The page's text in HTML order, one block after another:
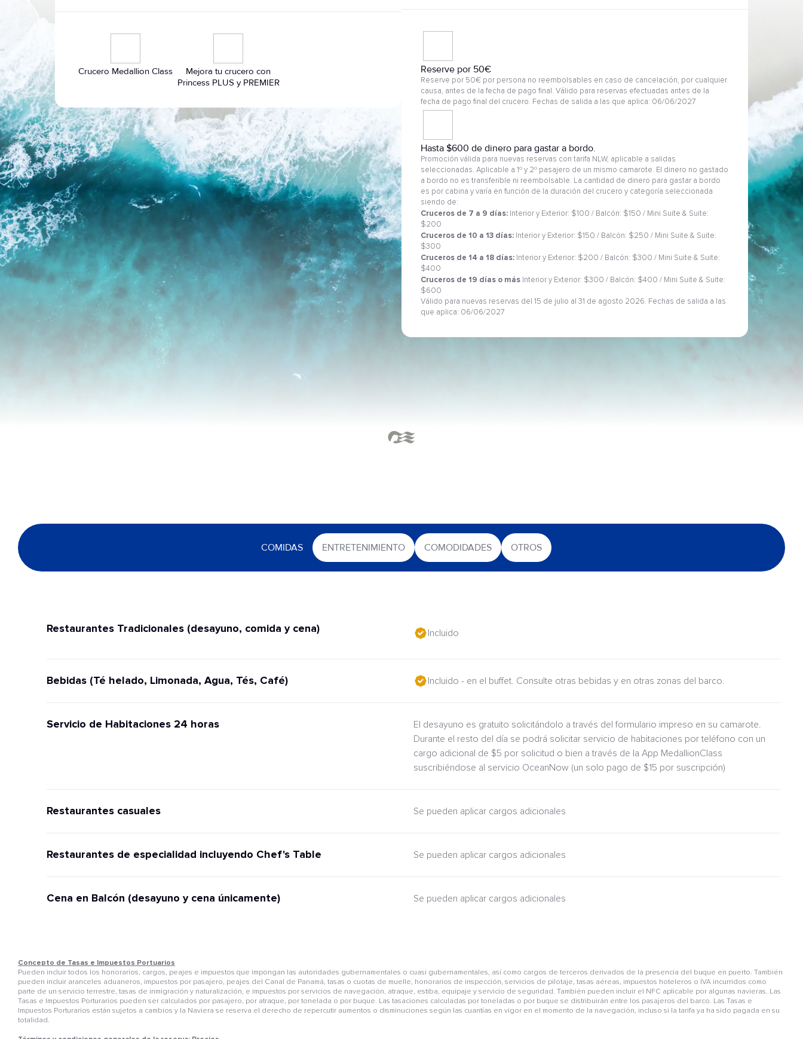
Crucero Medallion Class
Mejora tu crucero con
Princess PLUS y PREMIER
Reserve por 50€
Reserve por 50€ por persona no reembolsables en caso de cancelación, por cualquier
causa, antes de la fecha de pago final. Válido para reservas efectuadas antes de la
fecha de pago final del crucero. Fechas de salida a las que aplica: 06/06/2027
Hasta $600 de dinero para gastar a bordo.
Promoción válida para nuevas reservas con tarifa NLW, aplicable a salidas
seleccionadas. Aplicable a 1º y 2º pasajero de un mismo camarote. El dinero no gastado
a bordo no es transferible ni reembolsable. La cantidad de dinero para gastar a bordo
es por cabina y varía en función de la duración del crucero y categoría seleccionada
siendo de:
Cruceros de 7 a 9 días: Interior y Exterior: $100 / Balcón: $150 / Mini Suite & Suite:
$200
Cruceros de 10 a 13 días: Interior y Exterior: $150 / Balcón: $250 / Mini Suite & Suite:
$300
Cruceros de 14 a 18 días: Interior y Exterior: $200 / Balcón: $300 / Mini Suite & Suite:
$400
Cruceros de 19 días o más Interior y Exterior: $300 / Balcón: $400 / Mini Suite & Suite:
$600
Válido para nuevas reservas del 15 de julio al 31 de agosto 2026. Fechas de salida a las
que aplica: 06/06/2027
COMIDAS ENTRETENIMIENTO COMODIDADES OTROS
Restaurantes Tradicionales (desayuno, comida y cena) Incluido
Bebidas (Té helado, Limonada, Agua, Tés, Café) Incluido - en el buffet. Consulte otras bebidas y en otras zonas del barco.
Servicio de Habitaciones 24 horas
El desayuno es gratuito solicitándolo a través del formulario impreso en su camarote.
Durante el resto del día se podrá solicitar servicio de habitaciones por teléfono con un
cargo adicional de $5 por solicitud o bien a través de la App MedallionClass
suscribiéndose al servicio OceanNow (un solo pago de $15 por suscripción)
Restaurantes casuales Se pueden aplicar cargos adicionales
Restaurantes de especialidad incluyendo Chef's Table Se pueden aplicar cargos adicionales
Cena en Balcón (desayuno y cena únicamente) Se pueden aplicar cargos adicionales
Concepto de Tasas e Impuestos Portuarios
Pueden incluir todos los honorarios, cargos, peajes e impuestos que impongan las autoridades gubernamentales o cuasi gubernamentales, así como cargos de terceros derivados de la presencia del buque en puerto. También
pueden incluir aranceles aduaneros, impuestos por pasajero, peajes del Canal de Panamá, tasas o cuotas de muelle, honorarios de inspección, servicios de pilotaje, tasas aéreas, impuestos hoteleros o IVA incurridos como
parte de un servicio terrestre, tasas de inmigración y naturalización, e impuestos por servicios de navegación, atraque, estiba, equipaje y servicio de seguridad. También pueden incluir el NFC aplicable por algunas navieras. Las
Tasas e Impuestos Porturarios pueden ser calculados por pasajero, por atraque, por tonelada o por buque. Las tasaciones calculadas por toneladas o por buque se distribuirán entre los pasajeros del barco. Las Tasas e
Impuestos Porturarios están sujetos a cambios y la Naviera se reserva el derecho de repercutir aumentos o disminuciones según las cuantías en vigor en el momento de la navegación, incluso si la tarifa ya ha sido pagada en su
totalidad.